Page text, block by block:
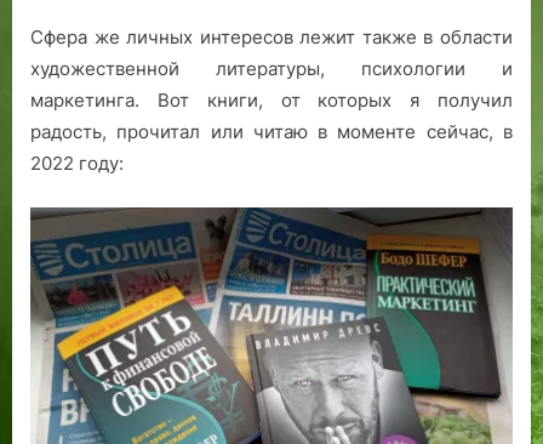
Сфера же личных интересов лежит также в области
художественной литературы, психологии и
маркетинга. Вот книги, от которых я получил
радость, прочитал или читаю в моменте сейчас, в
2022 году: